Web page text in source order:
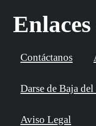
Contáctanos
Darse de Baja
Aviso Legal